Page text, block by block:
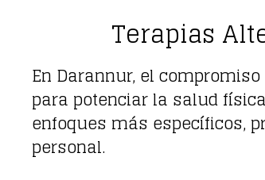
Terapias
En Darannur, el
para potenciar la salud
enfoques más específicos,
personal.